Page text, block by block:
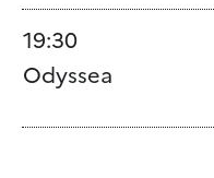
19:30
Odyssea